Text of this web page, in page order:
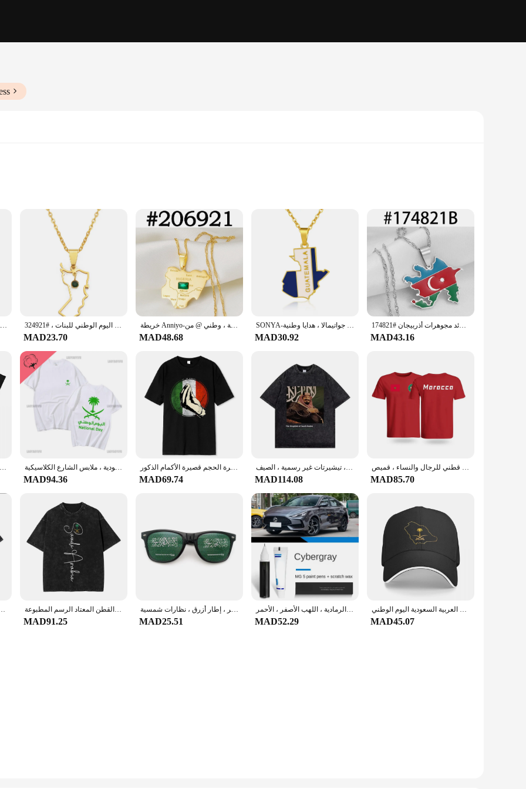
jewelry collection for years to come. The intricate design and style of the KSA FC necklace make it a versatile fashion accessory that
attire or seeking a statement piece for special events, the KSA FC necklace is your go-to accessory. Its lightweight and compact design
clasp ensures a comfortable and secure fit. The necklace's versatility extends to its compatibility with various occasions, from
for any fashion-forward individual.
for sale provide an opportunity to gift multiple pieces, making it a perfect choice for friends, family, or as a corporate gift. The KSA FC
who appreciates fine craftsmanship and timeless elegance.
أنيو المملكة العربية السعودية خريطة مع الحجر الأخضر الذهب اللون سحر قلادة قلادة المملكة العربية السعودية مجوهرات النساء الفتيات # 174121 عنق قلادة من الفولاذ المقاوم للصدأ ماركة إنييو للنساء ، خريطة سلطنة عمانية ، حجر أخضر ، مجوهرات اليوم الوطني للبنات ، #324921
MAD23.70
خريطة Anniyo-نيجيريا مع قلادات بدلاية من الحجر الأخضر ، لون فضي ، لون ذهبي ، مجوهرات خرائط نيجيرية ، وطني @ من
MAD48.68
SONYA-قلادة مع خريطة وأعلام غواتيمالا ، للرجال والنساء ، لون ذهبي ، جواتيمالا ، هدايا وطنية
MAD30.92
إنيو أذربيجان خريطة أعلام قلادة القلائد مجوهرات أذربيجان #174821
MAD43.16
تي شيرت اليوم الوطني السعودي للرجال والنساء ، قطن ، تي شيرت عطلة مضحك ، ملابس قصيرة الأكمام ، رقبة دائرية فكاهية ، بضائع ، كل الفصول تي شيرت ملك المملكة العربية السعودية ، ملابس الشارع الكلاسيكية ، Y2k ، الصيف ، 23 ، سيبمبر ،
MAD94.36
هدية إيطالية قميص مضحك إيطاليا تي شيرت تي شيرت جاهزة عادية القطن الرجال تيز كول الصيف تنفس كبيرة الحجم قصيرة الأكمام الذكور
MAD69.74
تي شيرت اليوم الوطني السعودي ، ملابس قطنية ، قمم قصيرة الأكمام ، عيد الفطر ، تي شيرت مغسول ، تيشيرتات غير رسمية ، الصيف
MAD114.08
تي شيرت قطني للرجال والنساء ، قميص Gfit ، مملكة المغرب ، مغربي ، فخر ، كاجوال ، عتيق ، قمصان مقاسات ، صيف
MAD85.70
عيد الفطر قصير الأكمام تي شيرت ، اليوم الوطني السعودي ، خمر غسلها أنا أحب المملكة العربية السعودية العلم القلب غسلها تي شيرت الشارع الشهير الهيب هوب تي شيرت تيز بلايز الرجال النساء القطن المعتاد الرسم المطبوعة
MAD91.25
نظارات علم صغيرة مع ملصق المملكة العربية السعودية ، أبيض ، أسود ، أحمر ، إطار أزرق ، نظارات شمسية
MAD25.51
مثبت طلاء مناسب لموريس ام جي 5 ، سيبو الطاقة النووية الرمادية ، اللهب الأصفر ، الأحمر ، MG5 NSB ، WSB ، RSJ ، PBC ، NW ، المملكة العربية السعودية
MAD52.29
المملكة العربية السعودية اليوم الوطني Ksa للجنسين قبعة بيسبول قبعات البيسبول في الهواء الطلق عادية 2024 قبعات الجولف الربيع قبعة سائق الشاحنة
MAD45.07